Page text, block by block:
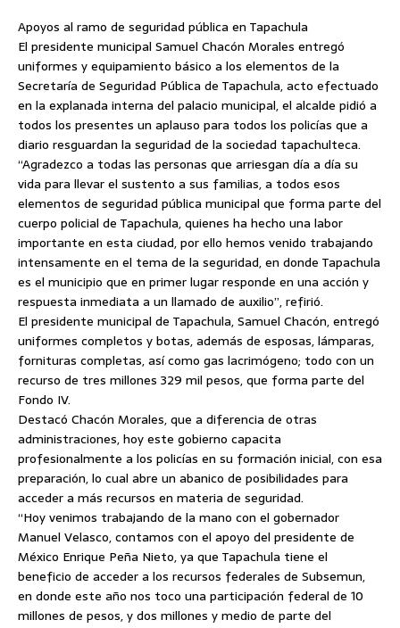
Apoyos al ramo de seguridad pública en Tapachula
El presidente municipal Samuel Chacón Morales entregó
uniformes y equipamiento básico a los elementos de la
Secretaría de Seguridad Pública de Tapachula, acto efectuado
en la explanada interna del palacio municipal, el alcalde pidió a
todos los presentes un aplauso para todos los policías que a
diario resguardan la seguridad de la sociedad tapachulteca.
“Agradezco a todas las personas que arriesgan día a día su
vida para llevar el sustento a sus familias, a todos esos
elementos de seguridad pública municipal que forma parte del
cuerpo policial de Tapachula, quienes ha hecho una labor
importante en esta ciudad, por ello hemos venido trabajando
intensamente en el tema de la seguridad, en donde Tapachula
es el municipio que en primer lugar responde en una acción y
respuesta inmediata a un llamado de auxilio”, refirió.
El presidente municipal de Tapachula, Samuel Chacón, entregó
uniformes completos y botas, además de esposas, lámparas,
fornituras completas, así como gas lacrimógeno; todo con un
recurso de tres millones 329 mil pesos, que forma parte del
Fondo IV.
Destacó Chacón Morales, que a diferencia de otras
administraciones, hoy este gobierno capacita
profesionalmente a los policías en su formación inicial, con esa
preparación, lo cual abre un abanico de posibilidades para
acceder a más recursos en materia de seguridad.
“Hoy venimos trabajando de la mano con el gobernador
Manuel Velasco, contamos con el apoyo del presidente de
México Enrique Peña Nieto, ya que Tapachula tiene el
beneficio de acceder a los recursos federales de Subsemun,
en donde este año nos toco una participación federal de 10
millones de pesos, y dos millones y medio de parte del